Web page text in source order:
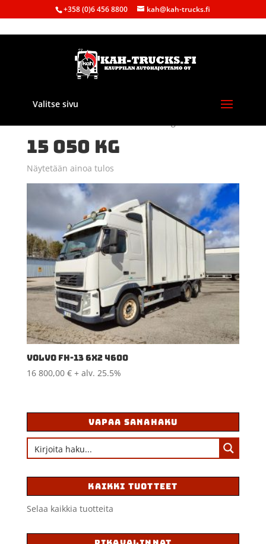
+358 (0)6 456 8800 kah@kah-trucks.fi
Valitse sivu
15 050 KG
Näytetään ainoa tulos
VOLVO FH-13 6X2 4600
16 800,00 € + alv. 25.5%
VAPAA SANAHAKU
KAIKKI TUOTTEET
Selaa kaikkia tuotteita